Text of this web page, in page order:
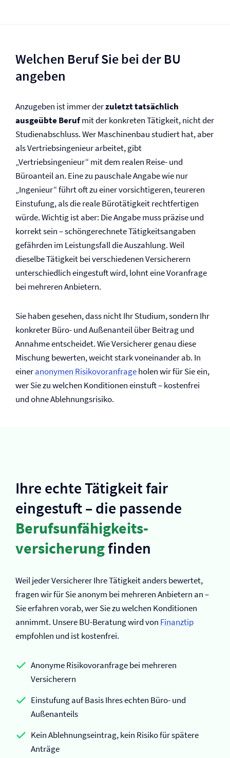
Welchen Beruf Sie bei der BU
angeben
Anzugeben ist immer derzuletzt tatsächlich
ausgeübte Berufmit der konkreten Tätigkeit, nicht der
Studienabschluss. Wer Maschinenbau studiert hat, aber
als Vertriebsingenieur arbeitet, gibt
„Vertriebsingenieur“ mit dem realen Reise- und
Büroanteil an. Eine zu pauschale Angabe wie nur
„Ingenieur“ führt oft zu einer vorsichtigeren, teureren
Einstufung, als die reale Bürotätigkeit rechtfertigen
würde. Wichtig ist aber: Die Angabe muss präzise und
korrekt sein – schöngerechnete Tätigkeitsangaben
gefährden im Leistungsfall die Auszahlung. Weil
dieselbe Tätigkeit bei verschiedenen Versicherern
unterschiedlich eingestuft wird, lohnt eine Voranfrage
bei mehreren Anbietern.
Sie haben gesehen, dass nicht Ihr Studium, sondern Ihr
konkreter Büro- und Außenanteil über Beitrag und
Annahme entscheidet. Wie Versicherer genau diese
Mischung bewerten, weicht stark voneinander ab. In
eineranonymen Risikovoranfrageholen wir für Sie ein,
wer Sie zu welchen Konditionen einstuft – kostenfrei
und ohne Ablehnungsrisiko.
Ihre echte Tätigkeit fair
eingestuft – die passende
Berufs­unfähigkeits­
versicherungfinden
Weil jeder Versicherer Ihre Tätigkeit anders bewertet,
fragen wir für Sie anonym bei mehreren Anbietern an –
Sie erfahren vorab, wer Sie zu welchen Konditionen
annimmt. Unsere BU-Beratung wird von Finanztip
empfohlen und ist kostenfrei.
Anonyme Risikovoranfrage bei mehreren
Versicherern
Einstufung auf Basis Ihres echten Büro- und
Außenanteils
Kein Ablehnungseintrag, kein Risiko für spätere
Anträge